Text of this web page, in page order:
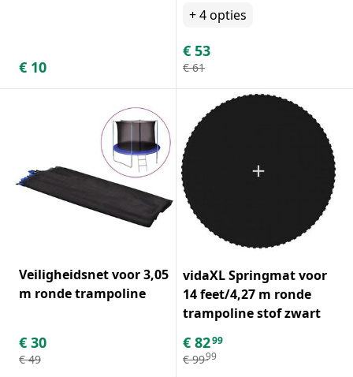
€ 10
+4opties
€ 53
€ 61
Veiligheidsnet voor 3,05
m ronde trampoline
€ 30
€ 49
vidaXL Springmat voor
14 feet/4,27 m ronde
trampoline stof zwart
€ 8299
€ 9999